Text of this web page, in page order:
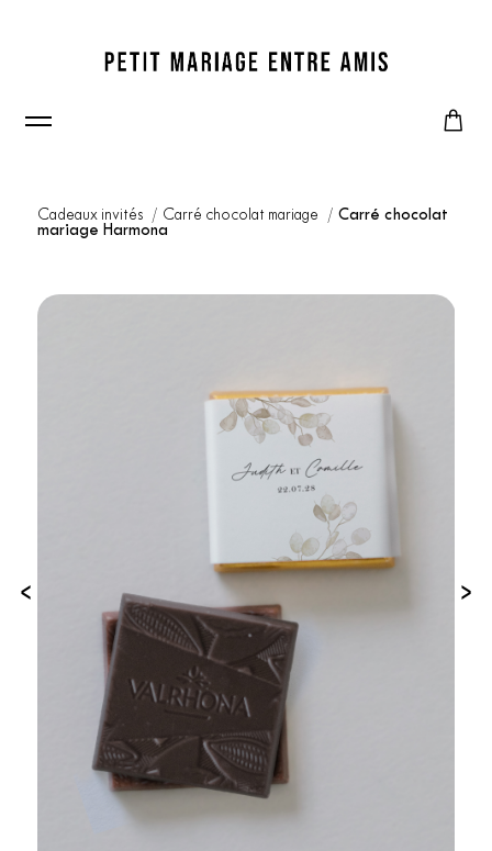
Cadeaux invités Carré chocolat mariage
Carré chocolat
mariage Harmona
‹ ›